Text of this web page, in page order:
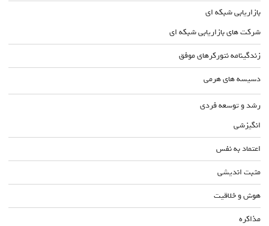
بازاریابی شبکه ای
شرکت های بازاریابی شبکه ای
زندگینامه نتورکرهای موفق
دسیسه های هرمی
رشد و توسعه فردی
انگیزشی
اعتماد به نفس
مثبت اندیشی
هوش و خلاقیت
مذاکره